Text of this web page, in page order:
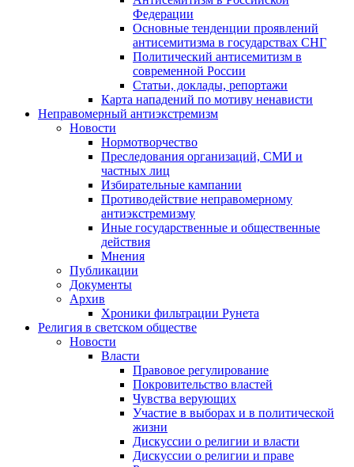
Федерации
Основные тенденции проявлений
антисемитизма в государствах СНГ
Политический антисемитизм в
современной России
Статьи, доклады, репортажи
Карта нападений по мотиву ненависти
Неправомерный антиэкстремизм
Новости
Нормотворчество
Преследования организаций, СМИ и
частных лиц
Избирательные кампании
Противодействие неправомерному
антиэкстремизму
Иные государственные и общественные
действия
Мнения
Публикации
Документы
Архив
Хроники фильтрации Рунета
Религия в светском обществе
Новости
Власти
Правовое регулирование
Покровительство властей
Чувства верующих
Участие в выборах и в политической
жизни
Дискуссии о религии и власти
Дискуссии о религии и праве